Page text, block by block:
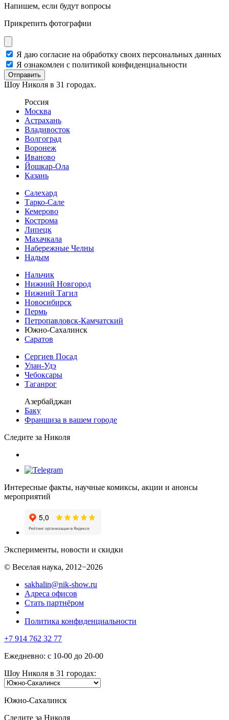
Напишем, если будут вопросы
Прикрепить фотографии
Я даю согласие на обработку своих персональных данных
Я ознакомлен с политикой конфиденциальности
Отправить
Шоу Николя в 31 городах.
Россия
Москва
Астрахань
Владивосток
Волгоград
Воронеж
Иваново
Йошкар-Ола
Казань
Салехард
Тарко-Сале
Кемерово
Кострома
Липецк
Махачкала
Набережные Челны
Надым
Нальчик
Нижний Новгород
Нижний Тагил
Новосибирск
Пермь
Петропавловск-Камчатский
Южно-Сахалинск
Саратов
Сергиев Посад
Улан-Удэ
Чебоксары
Таганрог
Азербайджан
Баку
Франшиза в вашем городе
Следите за Николя
Интересные факты, научные комиксы, акции и анонсы
мероприятий
Эксперименты, новости и скидки
© Веселая наука, 2012−2026
sakhalin@nik-show.ru
Адреса офисов
Стать партнёром
Политика конфиденциальности
+7 914 762 32 77
Ежедневно: с 10-00 до 20-00
Шоу Николя в 31 городах:
Южно-Сахалинск
Следите за Николя